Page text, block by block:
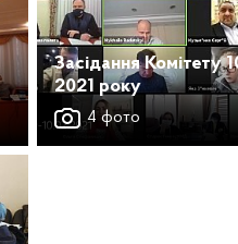
Засідання Комітету
2021 року
4 фото